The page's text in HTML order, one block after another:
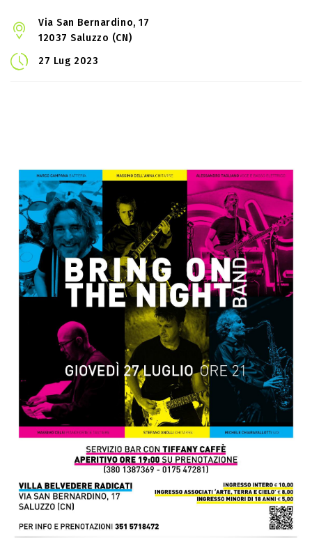
Via San Bernardino, 17
12037 Saluzzo (CN)
27 Lug 2023